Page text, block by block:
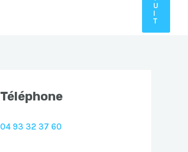
U
I
T
Téléphone
04 93 32 37 60